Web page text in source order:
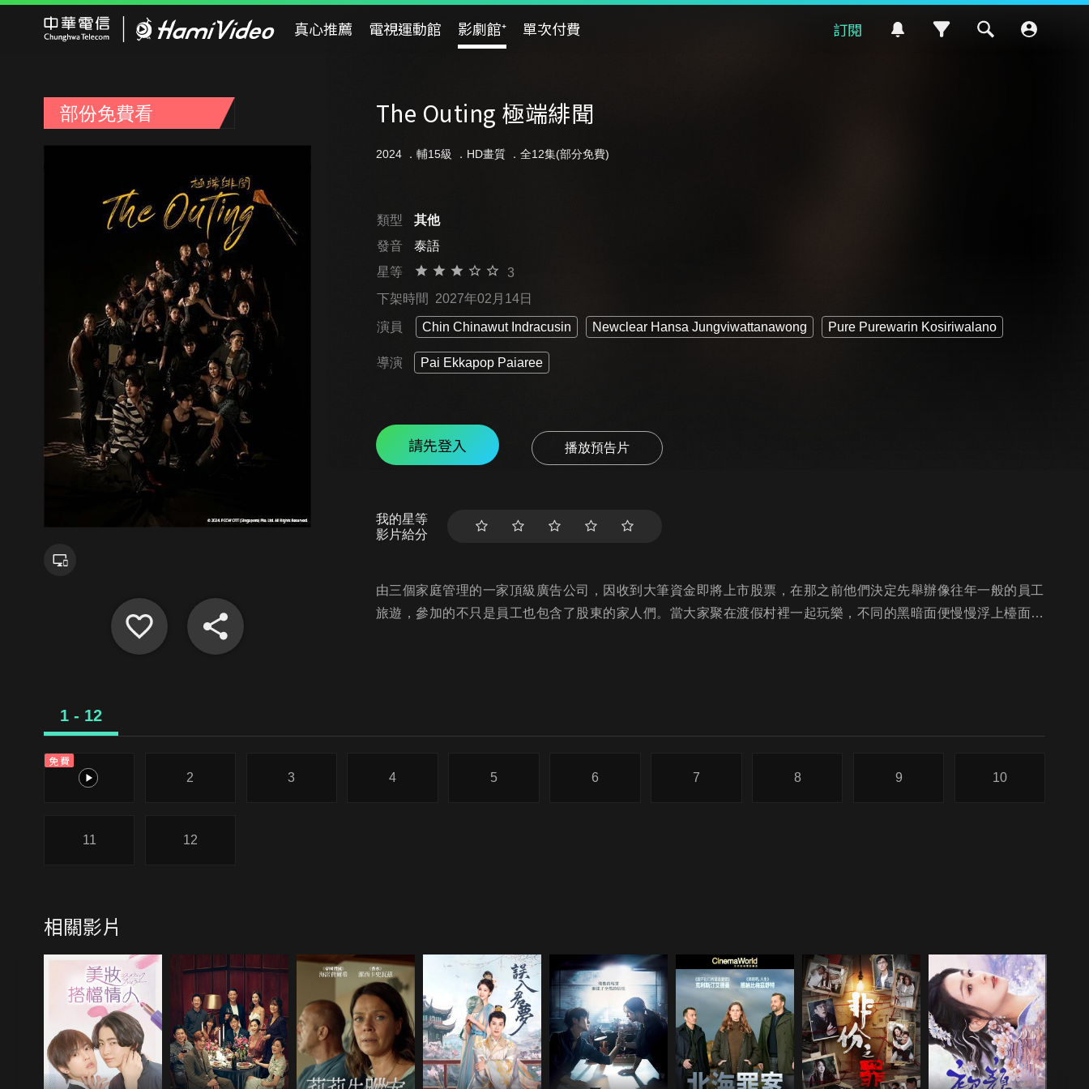
真心推薦 電視運動館 影劇館⁺ 單次付費 訂閱
部份免費看 The Outing 極端緋聞
2024 ． 輔15級 ．HD畫質 ．全12集(部分免費)
類型
其他
發音
泰語
星等
3
下架時間 2027年02月14日
演員 Chin Chinawut Indracusin Newclear Hansa Jungviwattanawong Pure Purewarin Kosiriwalano
導演 Pai Ekkapop Paiaree
請先登入 播放預告片
我的星等
影片給分
由三個家庭管理的一家頂級廣告公司，因收到大筆資金即將上市股票，在那之前他們決定先舉辦像往年一般的員工
旅遊，參加的不只是員工也包含了股東的家人們。當大家聚在渡假村裡一起玩樂，不同的黑暗面便慢慢浮上檯面…
1 - 12
免費
1
2 3 4 5 6 7 8 9 10
11 12
相關影片